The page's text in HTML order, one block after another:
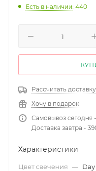
Есть в наличии: 440
Рассчитать доставку
Хочу в подарок
Самовывоз сегодня
Доставка завтра -
Характеристики
Цвет свечения —